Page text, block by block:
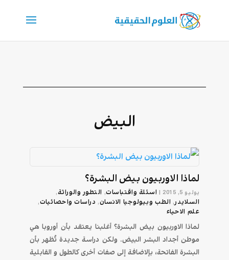
البيض
لماذا الاوربيون بيض البشرة؟
يوليو 5, 2015 | اسئلة واقتباسات, التطور والوراثة,
السلايدر, الطب وبيولوجيا الانسان, دراسات واحصائيات,
علم الاحیاء
لماذا الاوربيون بيض البشرة؟ أغلبنا يعتقد بأن أوروبا هي
موطن أجداد البشر البيض. ولكن دراسة جديدة تُظهر بأن
البشرة الفاتحة، بإلاضافة إلى صفات أخرى كالطول و القابلية